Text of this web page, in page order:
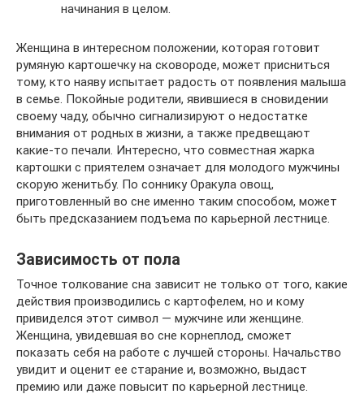
начинания в целом.
Женщина в интересном положении, которая готовит
румяную картошечку на сковороде, может присниться
тому, кто наяву испытает радость от появления малыша
в семье. Покойные родители, явившиеся в сновидении
своему чаду, обычно сигнализируют о недостатке
внимания от родных в жизни, а также предвещают
какие-то печали. Интересно, что совместная жарка
картошки с приятелем означает для молодого мужчины
скорую женитьбу. По соннику Оракула овощ,
приготовленный во сне именно таким способом, может
быть предсказанием подъема по карьерной лестнице.
Зависимость от пола
Точное толкование сна зависит не только от того, какие
действия производились с картофелем, но и кому
привиделся этот символ — мужчине или женщине.
Женщина, увидевшая во сне корнеплод, сможет
показать себя на работе с лучшей стороны. Начальство
увидит и оценит ее старание и, возможно, выдаст
премию или даже повысит по карьерной лестнице.